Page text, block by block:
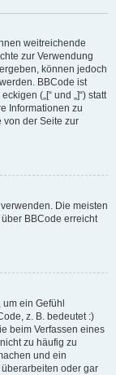
weitreichende
zur Verwendung
können jedoch
BBCode ist
(„[“ und „]“) statt
Informationen zu
von der Seite zur
Die meisten
BBCode erreicht
ein Gefühl
z. B. bedeutet :)
beim Verfassen eines
zu häufig zu
und ein
oder gar